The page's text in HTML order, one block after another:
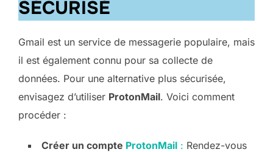
SÉCURISÉ
Gmail est un service de messagerie populaire, mais
il est également connu pour sa collecte de
données. Pour une alternative plus sécurisée,
envisagez d’utiliser ProtonMail. Voici comment
procéder :
Créer un compte ProtonMail : Rendez-vous